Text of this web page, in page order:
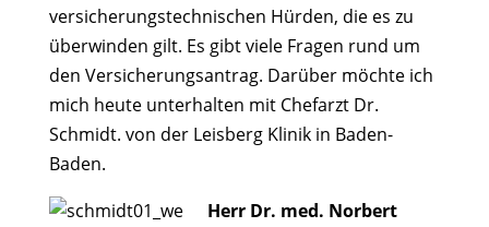
versicherungstechnischen Hürden, die es zu
überwinden gilt. Es gibt viele Fragen rund um
den Versicherungsantrag. Darüber möchte ich
mich heute unterhalten mit Chefarzt Dr.
Schmidt. von der Leisberg Klinik in Baden-
Baden.
Herr Dr. med. Norbert